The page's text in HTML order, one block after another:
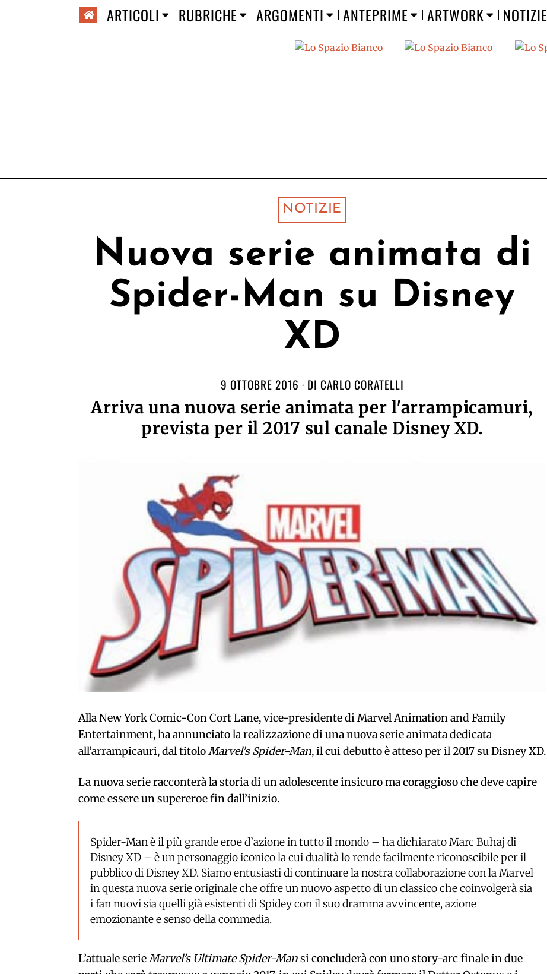
ARTICOLI RUBRICHE ARGOMENTI ANTEPRIME ARTWORK NOTIZIE
NOTIZIE
Nuova serie animata di
Spider-Man su Disney
XD
9 OTTOBRE 2016 DI CARLO CORATELLI
Arriva una nuova serie animata per l'arrampicamuri,
prevista per il 2017 sul canale Disney XD.
Alla New York Comic-Con Cort Lane, vice-presidente di Marvel Animation and Family
Entertainment, ha annunciato la realizzazione di una nuova serie animata dedicata
all’arrampicauri, dal titoloMarvel’s Spider-Man, il cui debutto è atteso per il 2017 su Disney XD.
La nuova serie racconterà la storia di un adolescente insicuro ma coraggioso che deve capire
come essere un supereroe fin dall’inizio.
Spider-Man è il più grande eroe d’azione in tutto il mondo – ha dichiarato Marc Buhaj di
Disney XD – è un personaggio iconico la cui dualità lo rende facilmente riconoscibile per il
pubblico di Disney XD. Siamo entusiasti di continuare la nostra collaborazione con la Marvel
in questa nuova serie originale che offre un nuovo aspetto di un classico che coinvolgerà sia
i fan nuovi sia quelli già esistenti di Spidey con il suo dramma avvincente, azione
emozionante e senso della commedia.
L’attuale serieMarvel’s Ultimate Spider-Mansi concluderà con uno story-arc finale in due